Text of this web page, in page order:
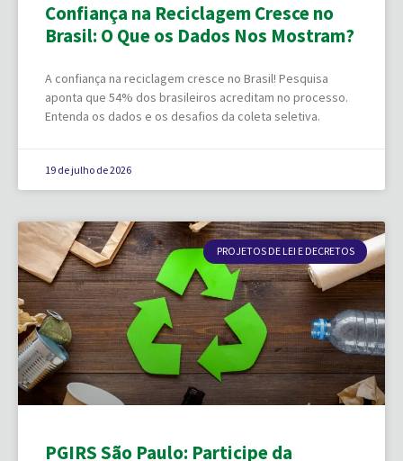
Confiança na Reciclagem Cresce no
Brasil: O Que os Dados Nos Mostram?
A confiança na reciclagem cresce no Brasil! Pesquisa
aponta que 54% dos brasileiros acreditam no processo.
Entenda os dados e os desafios da coleta seletiva.
19 de julho de 2026
PROJETOS DE LEI E DECRETOS
PGIRS São Paulo: Participe da